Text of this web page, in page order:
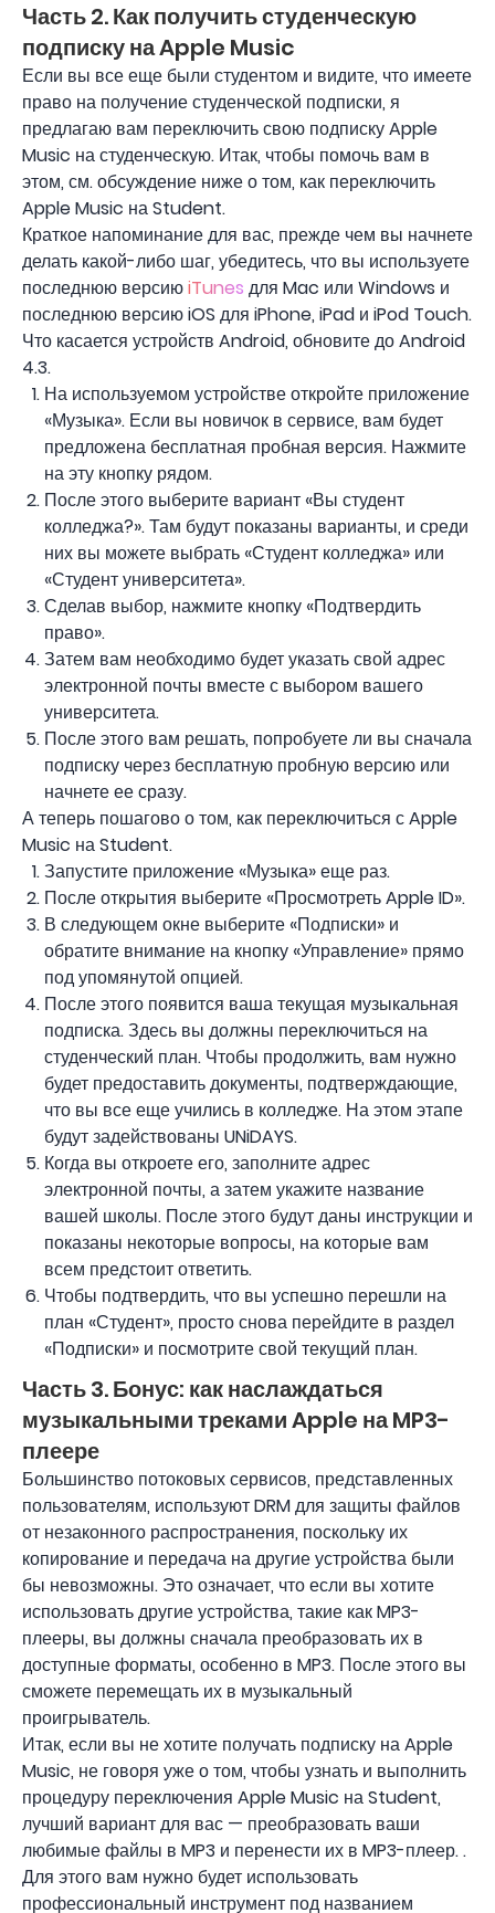
Часть 2. Как получить студенческую
подписку на Apple Music
Если вы все еще были студентом и видите, что имеете
право на получение студенческой подписки, я
предлагаю вам переключить свою подписку Apple
Music на студенческую. Итак, чтобы помочь вам в
этом, см. обсуждение ниже о том, как переключить
Apple Music на Student.
Краткое напоминание для вас, прежде чем вы начнете
делать какой-либо шаг, убедитесь, что вы используете
последнюю версиюiTunes для Mac или Windows и
последнюю версию iOS для iPhone, iPad и iPod Touch.
Что касается устройств Android, обновите до Android
4.3.
На используемом устройстве откройте приложение
«Музыка». Если вы новичок в сервисе, вам будет
предложена бесплатная пробная версия. Нажмите
на эту кнопку рядом.
После этого выберите вариант «Вы студент
колледжа?». Там будут показаны варианты, и среди
них вы можете выбрать «Студент колледжа» или
«Студент университета».
Сделав выбор, нажмите кнопку «Подтвердить
право».
Затем вам необходимо будет указать свой адрес
электронной почты вместе с выбором вашего
университета.
После этого вам решать, попробуете ли вы сначала
подписку через бесплатную пробную версию или
начнете ее сразу.
А теперь пошагово о том, как переключиться с Apple
Music на Student.
Запустите приложение «Музыка» еще раз.
После открытия выберите «Просмотреть Apple ID».
В следующем окне выберите «Подписки» и
обратите внимание на кнопку «Управление» прямо
под упомянутой опцией.
После этого появится ваша текущая музыкальная
подписка. Здесь вы должны переключиться на
студенческий план. Чтобы продолжить, вам нужно
будет предоставить документы, подтверждающие,
что вы все еще учились в колледже. На этом этапе
будут задействованы UNiDAYS.
Когда вы откроете его, заполните адрес
электронной почты, а затем укажите название
вашей школы. После этого будут даны инструкции и
показаны некоторые вопросы, на которые вам
всем предстоит ответить.
Чтобы подтвердить, что вы успешно перешли на
план «Студент», просто снова перейдите в раздел
«Подписки» и посмотрите свой текущий план.
Часть 3. Бонус: как наслаждаться
музыкальными треками Apple на MP3-
плеере
Большинство потоковых сервисов, представленных
пользователям, используют DRM для защиты файлов
от незаконного распространения, поскольку их
копирование и передача на другие устройства были
бы невозможны. Это означает, что если вы хотите
использовать другие устройства, такие как MP3-
плееры, вы должны сначала преобразовать их в
доступные форматы, особенно в MP3. После этого вы
сможете перемещать их в музыкальный
проигрыватель.
Итак, если вы не хотите получать подписку на Apple
Music, не говоря уже о том, чтобы узнать и выполнить
процедуру переключения Apple Music на Student,
лучший вариант для вас — преобразовать ваши
любимые файлы в MP3 и перенести их в MP3-плеер. .
Для этого вам нужно будет использовать
профессиональный инструмент под названием